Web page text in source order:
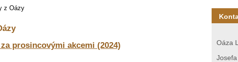
z Oázy
prosincovými akcemi (2024)
Oáza